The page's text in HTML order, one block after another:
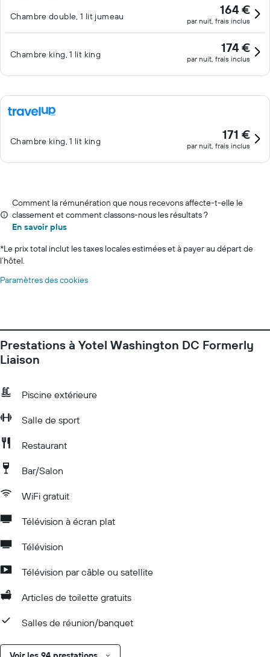
Chambre double, 1 lit jumeau 164 €
par nuit, frais inclus
Chambre king, 1 lit king 174 €
par nuit, frais inclus
Chambre king, 1 lit king 171 €
par nuit, frais inclus
Comment la rémunération que nous recevons affecte-t-elle le
classement et comment classons-nous les résultats ?
En savoir plus
*Le prix total inclut les taxes locales estimées et à payer au départ de
l’hôtel.
Paramètres des cookies
Prestations à Yotel Washington DC Formerly
Liaison
Piscine extérieure
Salle de sport
Restaurant
Bar/Salon
WiFi gratuit
Télévision à écran plat
Télévision
Télévision par câble ou satellite
Articles de toilette gratuits
Salles de réunion/banquet